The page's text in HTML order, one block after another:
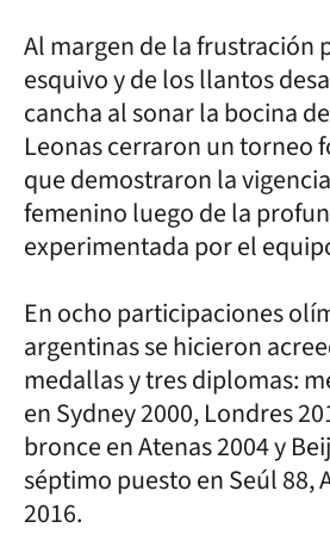
Al margen de la frustración
esquivo y de los llantos
cancha al sonar la bocina
Leonas cerraron un torneo
que demostraron la
femenino luego de la
experimentada por el
En ocho participaciones
argentinas se hicieron
medallas y tres diplomas:
en Sydney 2000, Londres
bronce en Atenas 2004 y
séptimo puesto en Seúl 88,
2016.